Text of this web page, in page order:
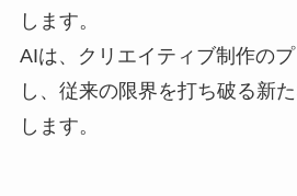
します。
AIは、クリエイティブ制作の
し、従来の限界を打ち破る新
します。